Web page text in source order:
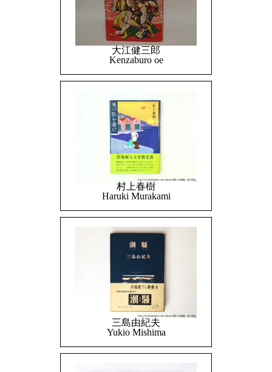
大江健三郎
Kenzaburo oe
村上春樹
Haruki Murakami
三島由紀夫
Yukio Mishima